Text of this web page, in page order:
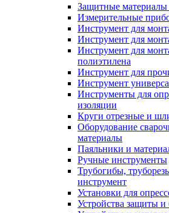
Защитные материалы
Измерительные
Инструмент для
Инструмент для
Инструмент для
полиэтилена
Инструмент для
Инструмент
Инструменты для
изоляции
Круги отрезные и
Оборудование
материалы
Паяльники и
Ручные инструменты
Трубогибы,
инструмент
Установки для
Устройства защиты и